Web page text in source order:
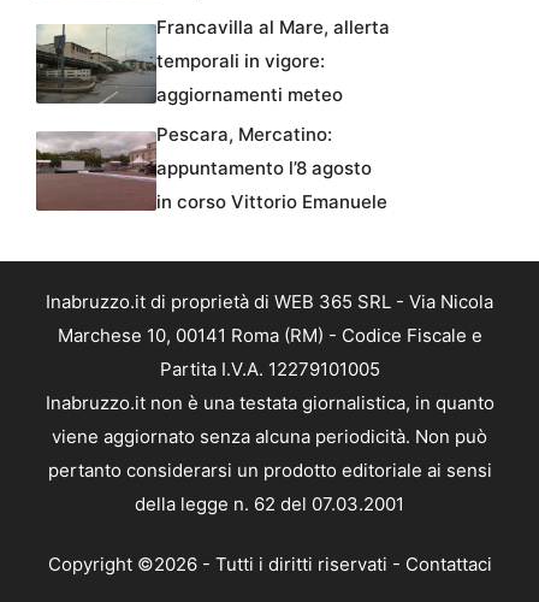
Francavilla al Mare, allerta
temporali in vigore:
aggiornamenti meteo
Pescara, Mercatino:
appuntamento l’8 agosto
in corso Vittorio Emanuele
Inabruzzo.it di proprietà di WEB 365 SRL - Via Nicola
Marchese 10, 00141 Roma (RM) - Codice Fiscale e
Partita I.V.A. 12279101005
Inabruzzo.it non è una testata giornalistica, in quanto
viene aggiornato senza alcuna periodicità. Non può
pertanto considerarsi un prodotto editoriale ai sensi
della legge n. 62 del 07.03.2001
Copyright ©2026 - Tutti i diritti riservati - Contattaci